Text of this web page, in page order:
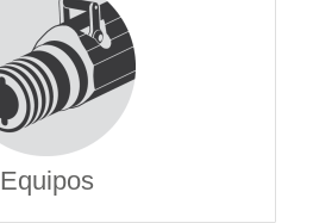
Equipos